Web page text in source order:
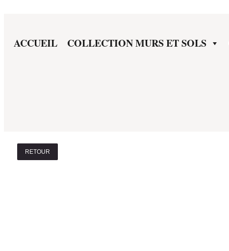
ACCUEIL COLLECTION MURS ET SOLS
RETOUR